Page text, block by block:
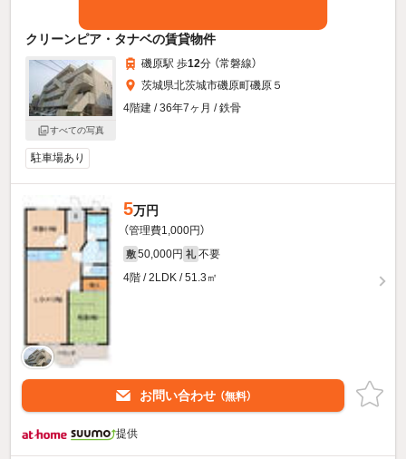
クリーンピア・タナベの賃貸物件
すべての写真
磯原駅 歩12分 （常磐線）
茨城県北茨城市磯原町磯原５
4階建 / 36年7ヶ月 / 鉄骨
駐車場あり
5万円
（管理費1,000円）
敷 50,000円 礼 不要
4階 / 2LDK / 51.3㎡
お問い合わせ （無料）
提供